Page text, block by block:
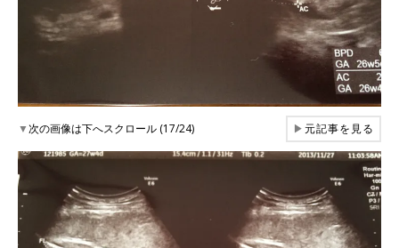
▼次の画像は下へスクロール (17/24) ▶元記事を見る